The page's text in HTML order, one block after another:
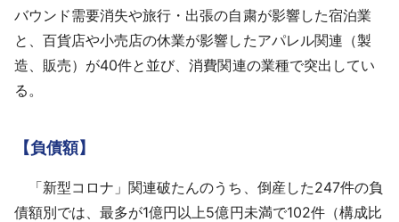
バウンド需要消失や旅行・出張の自粛が影響した宿泊業
と、百貨店や小売店の休業が影響したアパレル関連（製
造、販売）が40件と並び、消費関連の業種で突出してい
る。
【負債額】
「新型コロナ」関連破たんのうち、倒産した247件の負
債額別では、最多が1億円以上5億円未満で102件（構成比